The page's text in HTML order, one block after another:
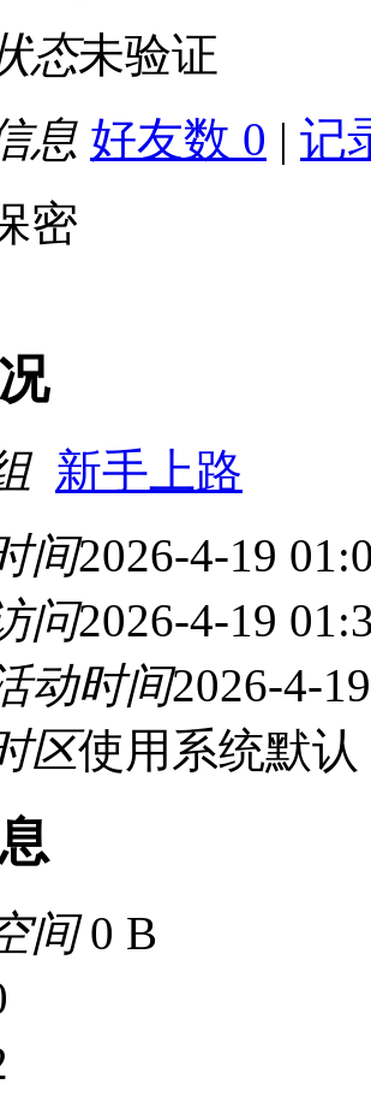
态未验证
息 好友数 0 | 记
密
新手上路
间2026-4-19
问2026-4-19
动时间2026-4-
区使用系统默认
间0 B